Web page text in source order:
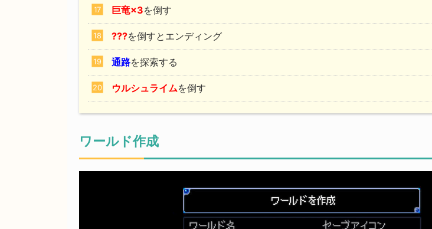
巨竜×3を倒す
???を倒すとエンディング
通路を探索する
ウルシュライムを倒す
ワールド作成